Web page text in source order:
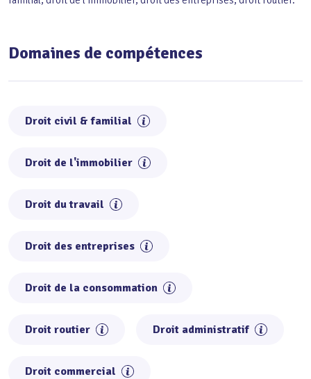
Domaines de compétences
Droit civil & familial
Droit de l'immobilier
Droit du travail
Droit des entreprises
Droit de la consommation
Droit routier Droit administratif
Droit commercial